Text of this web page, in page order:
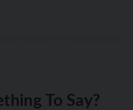
To Say?